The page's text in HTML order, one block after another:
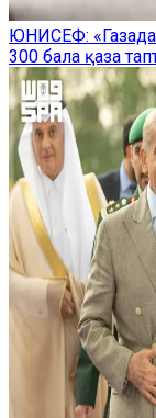
ЮНИСЕФ: «Газада
300 бала қаза